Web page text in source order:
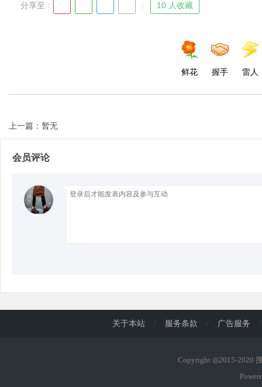
分享至 : 10 人收藏
鲜花 握手 雷人
上一篇：暂无
会员评论
关于本站 / 服务条款 / 广告服务 /
Copyright ◎2015-2020